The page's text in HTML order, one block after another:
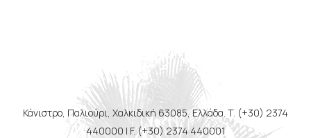
Κάνιστρο, Παλιούρι, Χαλκιδική 63085, Ελλάδα. T. (+30) 2374
440000 | F. (+30) 2374 440001